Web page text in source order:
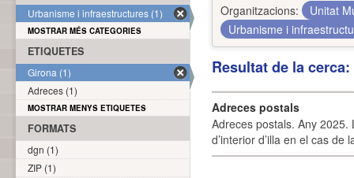
Organitzacions:
Unitat
Urbanisme i
Resultat de la
Adreces postals
Adreces postals. Any 2025.
d’interior d’illa en el cas
Urbanisme i infraestructures (1)
MOSTRAR MÉS CATEGORIES
ETIQUETES
Girona (1)
Adreces (1)
MOSTRAR MENYS ETIQUETES
FORMATS
dgn (1)
ZIP (1)